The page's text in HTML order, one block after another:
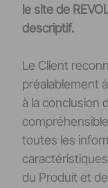
le site de
descriptif.
Le Client
préalablement
à la conclusion
toutes les
du Produit et